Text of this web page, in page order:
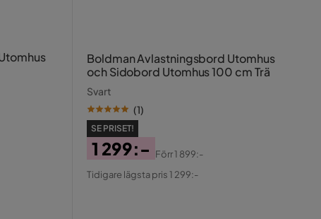
Boldman Avlastningsbord Utomhus
och Sidobord Utomhus 100 cm Trä
Svart
(1)
SE PRISET!
Pris
1 299:-
Original
Förr1 899:-
Tidigare lägsta pris 1 299:-